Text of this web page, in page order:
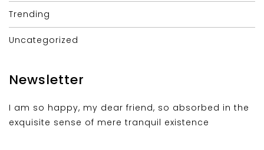
Trending
Uncategorized
Newsletter
I am so happy, my dear friend, so absorbed in the
exquisite sense of mere tranquil existence